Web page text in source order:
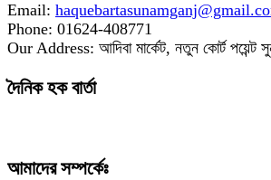
Email:
Phone: 01624-408771
Our Address: আদিবা মার্কেট, নতুন কোর্ট পয়েন্ট
দৈনিক হক বার্তা
আমাদের সম্পর্কেঃ